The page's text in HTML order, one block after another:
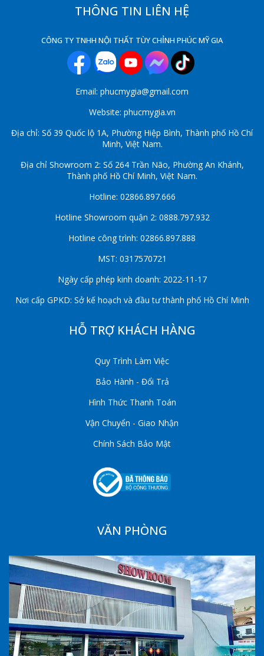
THÔNG TIN LIÊN HỆ
CÔNG TY TNHH NỘI THẤT TÙY CHỈNH PHÚC MỸ GIA
Email: phucmygia@gmail.com
Website: phucmygia.vn
Địa chỉ: Số 39 Quốc lộ 1A, Phường Hiệp Bình, Thành phố Hồ Chí
Minh, Việt Nam.
Địa chỉ Showroom 2: Số 264 Trần Não, Phường An Khánh,
Thành phố Hồ Chí Minh, Việt Nam.
Hotline: 02866.897.666
Hotline Showroom quận 2: 0888.797.932
Hotline công trình: 02866.897.888
MST: 0317570721
Ngày cấp phép kinh doanh: 2022-11-17
Nơi cấp GPKD: Sở kế hoạch và đầu tư thành phố Hồ Chí Minh
HỖ TRỢ KHÁCH HÀNG
Quy Trình Làm Việc
Bảo Hành - Đổi Trả
Hình Thức Thanh Toán
Vận Chuyển - Giao Nhận
Chính Sách Bảo Mật
VĂN PHÒNG